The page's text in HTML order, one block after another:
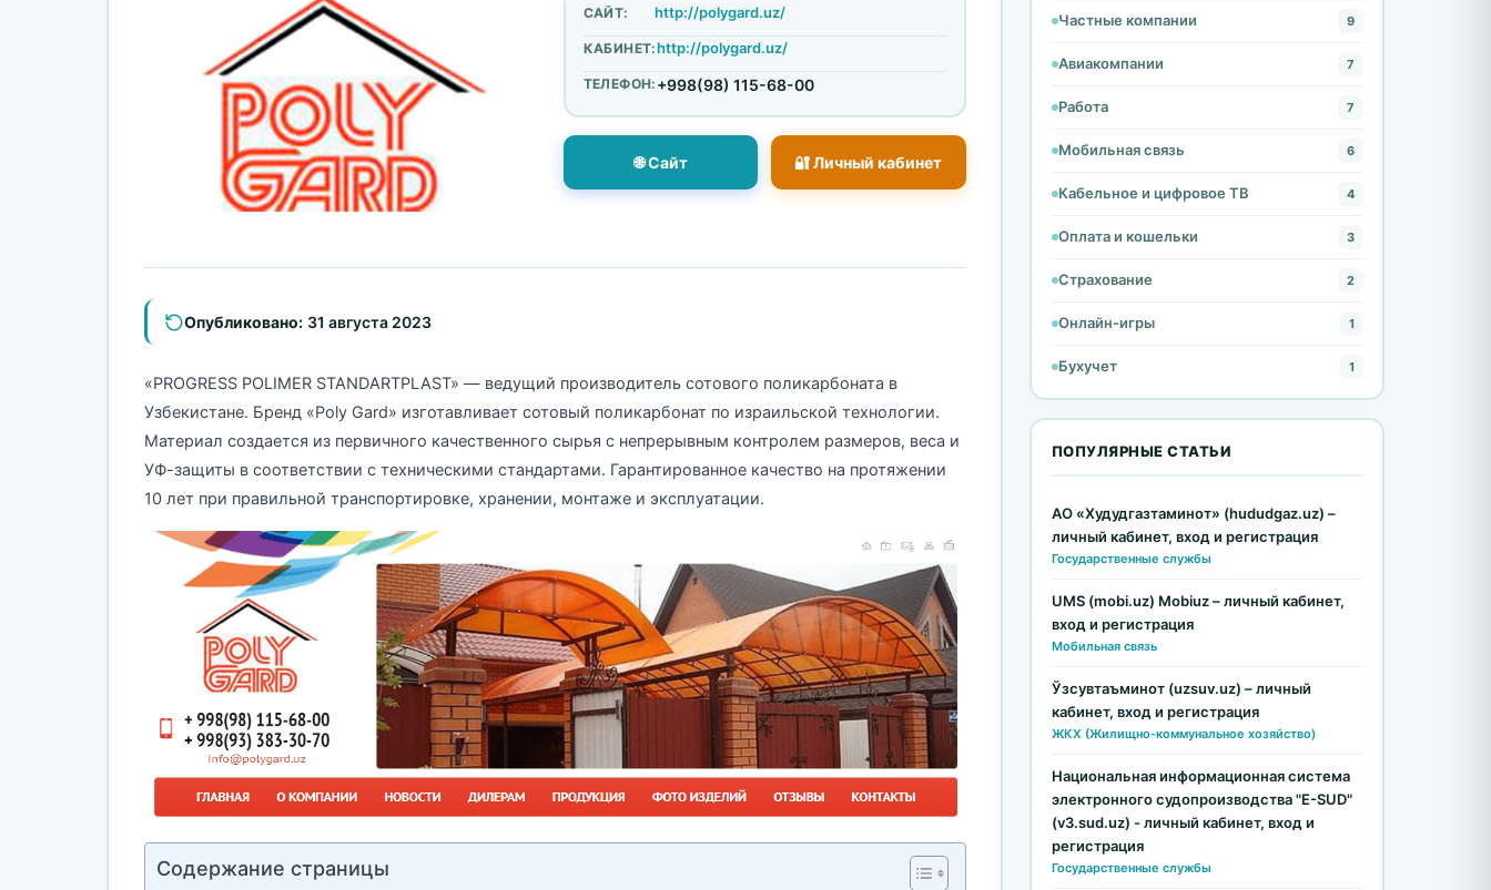
САЙТ: http://polygard.uz/
КАБИНЕТ:http://polygard.uz/
ТЕЛЕФОН: +998(98) 115-68-00
🌐 Сайт 🔐 Личный кабинет
Опубликовано: 31 августа 2023
«PROGRESS POLIMER STANDARTPLAST» — ведущий производитель сотового поликарбоната в
Узбекистане. Бренд «Poly Gard» изготавливает сотовый поликарбонат по израильской технологии.
Материал создается из первичного качественного сырья с непрерывным контролем размеров, веса и
УФ-защиты в соответствии с техническими стандартами. Гарантированное качество на протяжении
10 лет при правильной транспортировке, хранении, монтаже и эксплуатации.
Содержание страницы
Частные компании 9
Авиакомпании 7
Работа 7
Мобильная связь 6
Кабельное и цифровое ТВ 4
Оплата и кошельки 3
Страхование 2
Онлайн-игры 1
Бухучет 1
ПОПУЛЯРНЫЕ СТАТЬИ
АО «Худудгазтаминот» (hududgaz.uz) –
личный кабинет, вход и регистрация
Государственные службы
UMS (mobi.uz) Mobiuz – личный кабинет,
вход и регистрация
Мобильная связь
Ўзсувтаъминот (uzsuv.uz) – личный
кабинет, вход и регистрация
ЖКХ (Жилищно-коммунальное хозяйство)
Национальная информационная система
электронного судопроизводства "E-SUD"
(v3.sud.uz) - личный кабинет, вход и
регистрация
Государственные службы